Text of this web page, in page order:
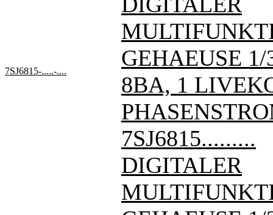
7SJ6815-.....-....
GEHAEUSE
8BA, 1
7SJ6815.........
DIGITALER